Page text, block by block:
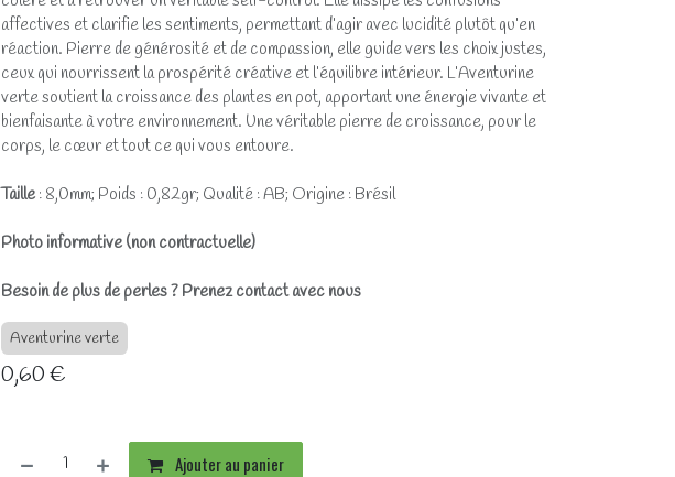
affectives et clarifie les sentiments, permettant d’agir avec lucidité plutôt qu’en
réaction. Pierre de générosité et de compassion, elle guide vers les choix justes,
ceux qui nourrissent la prospérité créative et l’équilibre intérieur. L’Aventurine
verte soutient la croissance des plantes en pot, apportant une énergie vivante et
bienfaisante à votre environnement. Une véritable pierre de croissance, pour le
corps, le cœur et tout ce qui vous entoure.
Taille : 8,0mm; Poids : 0,82gr; Qualité : AB; Origine : Brésil
Photo informative (non contractuelle)
Besoin de plus de perles ? Prenez contact avec nous
Aventurine verte
0,60€
Ajouter au panier